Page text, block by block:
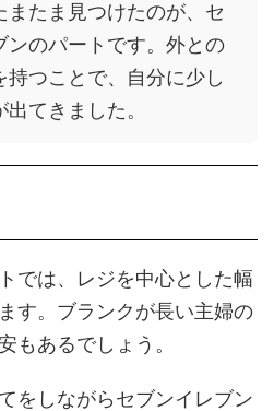
またま見つけたのが、セ
ンのパートです。外との
持つことで、自分に少し
てきました。
では、レジを中心とした幅
す。ブランクが長い主婦の
もあるでしょう。
をしながらセブンイレブン